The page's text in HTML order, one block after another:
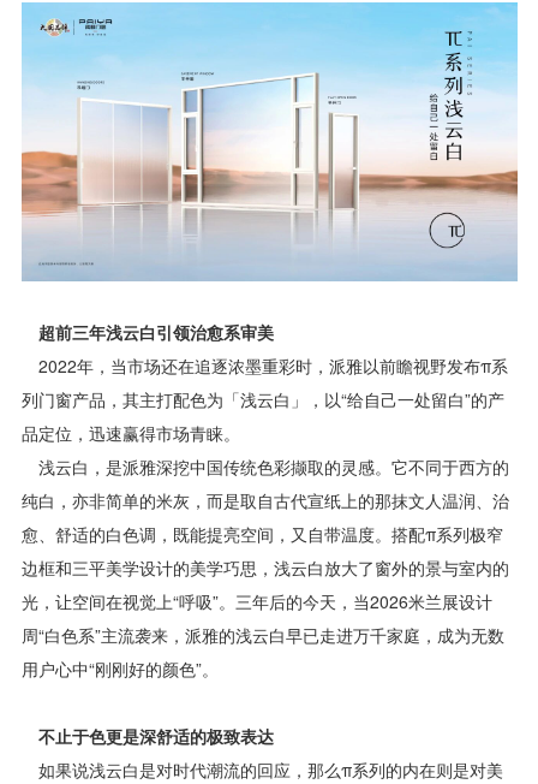
超前三年浅云白引领治愈系审美
2022年，当市场还在追逐浓墨重彩时，派雅以前瞻视野发布π系
列门窗产品，其主打配色为「浅云白」，以“给自己一处留白”的产
品定位，迅速赢得市场青睐。
浅云白，是派雅深挖中国传统色彩撷取的灵感。它不同于西方的
纯白，亦非简单的米灰，而是取自古代宣纸上的那抹文人温润、治
愈、舒适的白色调，既能提亮空间，又自带温度。搭配π系列极窄
边框和三平美学设计的美学巧思，浅云白放大了窗外的景与室内的
光，让空间在视觉上“呼吸”。三年后的今天，当2026米兰展设计
周“白色系”主流袭来，派雅的浅云白早已走进万千家庭，成为无数
用户心中“刚刚好的颜色”。
不止于色更是深舒适的极致表达
如果说浅云白是对时代潮流的回应，那么π系列的内在则是对美